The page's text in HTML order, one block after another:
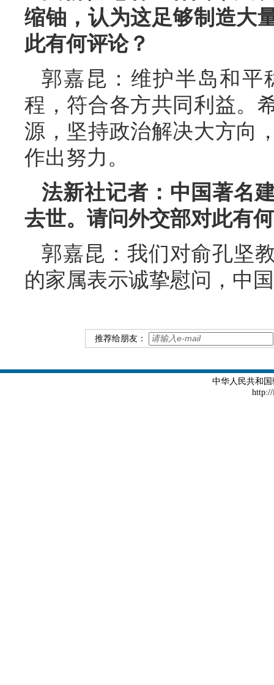
缩铀，认为这足够制造大
此有何评论？
郭嘉昆：维护半岛和平
程，符合各方共同利益。
源，坚持政治解决大方向
作出努力。
法新社记者：中国著名
去世。请问外交部对此有
郭嘉昆：我们对俞孔坚
的家属表示诚挚慰问，中
推荐给朋友：
中华人民共和
http://